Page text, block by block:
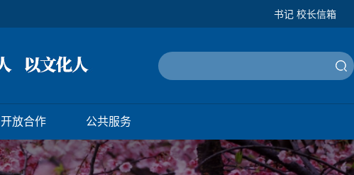
书记 校长信箱
开放合作 公共服务